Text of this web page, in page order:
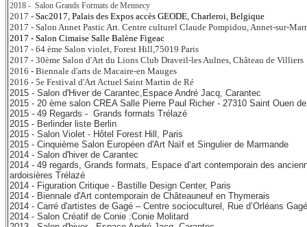
2018 - Salon Grands Formats de Mennecy
2017 - Sac2017, Palais des Expos accès GEODE, Charleroi, Belgique
2017 - Salon Annet Pastic Art. Centre culturel Claude Pompidou, Annet-sur-
2017 - Salon Cimaise Salle Balène Figeac
2017 - 64 ème Salon violet, Forest Hill,75019 Paris
2017 - 30ème Salon d'Art du Lions Club Draveil-les Aulnes, Château de Villiers
2016 - Biennale d'arts de Macaire-en Mauges
2016 - 5e Festival d'Art Actuel Saint Martin de Ré
2015 - Salon d'Hiver de Carantec, Espace André Jacq, Carantec
2015 - 20 ème salon CREA Salle Pierre Paul Richer - 27310 Saint Ouen
2015 - 49 Regards - Grands formats Trélazé
2015 - Berlinder liste Berlin
2015 - Salon Violet - Hôtel Forest Hill, Paris
2015 - Cinquième Salon Européen d'Art Naïf et Singulier de Marmande
2014 - Salon d'hiver de Carantec
2014 - 49 regards, Grands formats, Espace d’art contemporain des
ardoisières Trélazé
2014 - Figuration Critique - Bastille Design Center, Paris
2014 - Biennale d'Art contemporain de Châteauneuf en Thymerais
2014 - Carré d'artistes de Gagé – Centre socioculturel, Rue d’Orléans Gagé
2014 - Salon Créatif de Conie :Conie Molitard